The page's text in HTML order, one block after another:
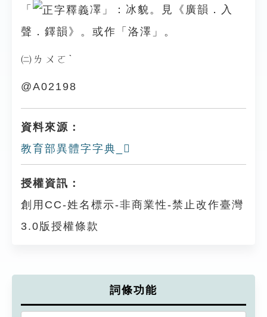
「
凙」：冰貌。見《廣韻．入
聲．鐸韻》。或作「洛澤」。
㈡ㄌㄨㄛˋ
@A02198
資料來源：
教育部異體字字典_𠗂
授權資訊：
創用CC-姓名標示-非商業性-禁止改作臺灣
3.0版授權條款
詞條功能